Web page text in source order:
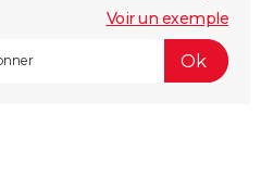
Voir un exemple